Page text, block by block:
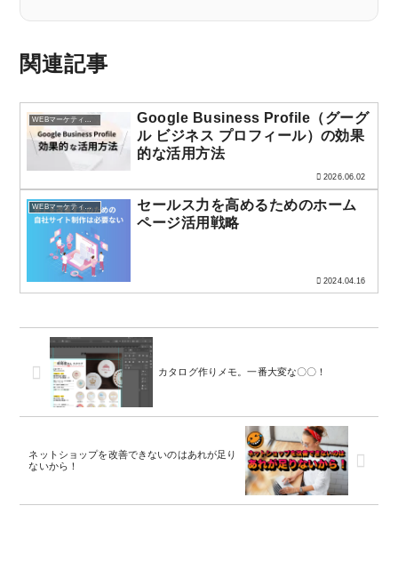
関連記事
WEBマーケティング
Google Business Profile（グーグ
ル ビジネス プロフィール）の効果
的な活用方法
2026.06.02
WEBマーケティング
セールス力を高めるためのホーム
ページ活用戦略
2024.04.16
カタログ作りメモ。一番大変な〇〇！
ネットショップを改善できないのはあれが足り
ないから！